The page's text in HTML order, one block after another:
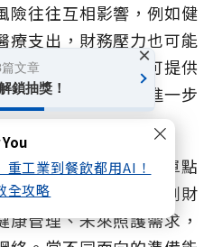
重工業到餐飲都用AI！
全攻略
險往往互相影響，例如健
療支出，財務壓力也可能
孤獨或孤立，缺乏可提供
這些風險更可能被進一步
重財務，更必須打破單點
位規劃，除了持續規劃財
管理、未來照護需求，
文章
鎖抽獎！
×